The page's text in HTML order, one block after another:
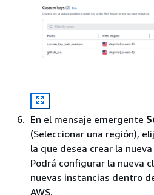
En el mensaje emergente
(Seleccionar una región),
la que desea crear la
Podrá configurar la nueva
nuevas instancias dentro
AWS.